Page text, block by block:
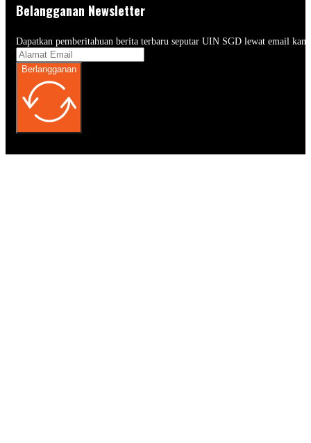
Belangganan Newsletter
Dapatkan pemberitahuan berita terbaru seputar UIN SGD lewat email
Berlangganan